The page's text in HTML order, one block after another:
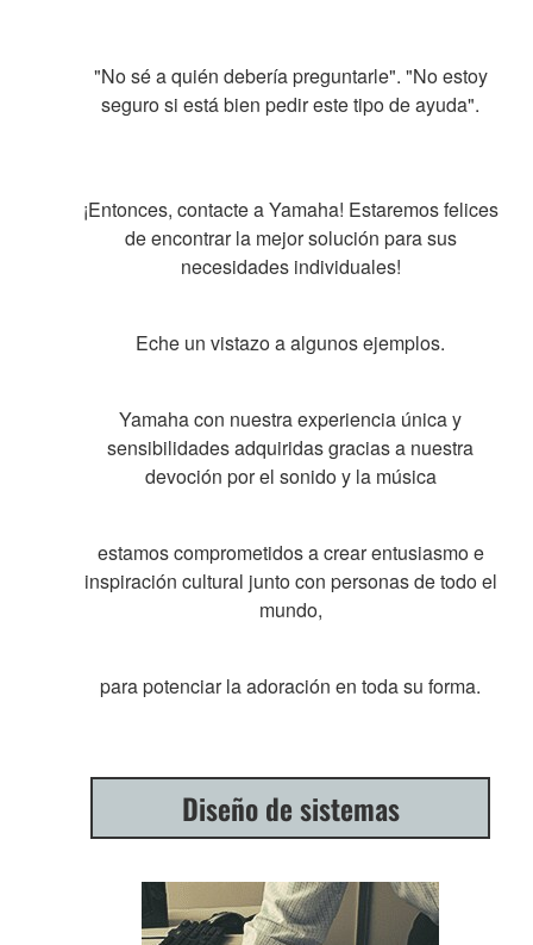
"No sé a quién debería preguntarle". "No estoy
seguro si está bien pedir este tipo de ayuda".
¡Entonces, contacte a Yamaha! Estaremos felices
de encontrar la mejor solución para sus
necesidades individuales!
Eche un vistazo a algunos ejemplos.
Yamaha con nuestra experiencia única y
sensibilidades adquiridas gracias a nuestra
devoción por el sonido y la música
estamos comprometidos a crear entusiasmo e
inspiración cultural junto con personas de todo el
mundo,
para potenciar la adoración en toda su forma.
Diseño de sistemas